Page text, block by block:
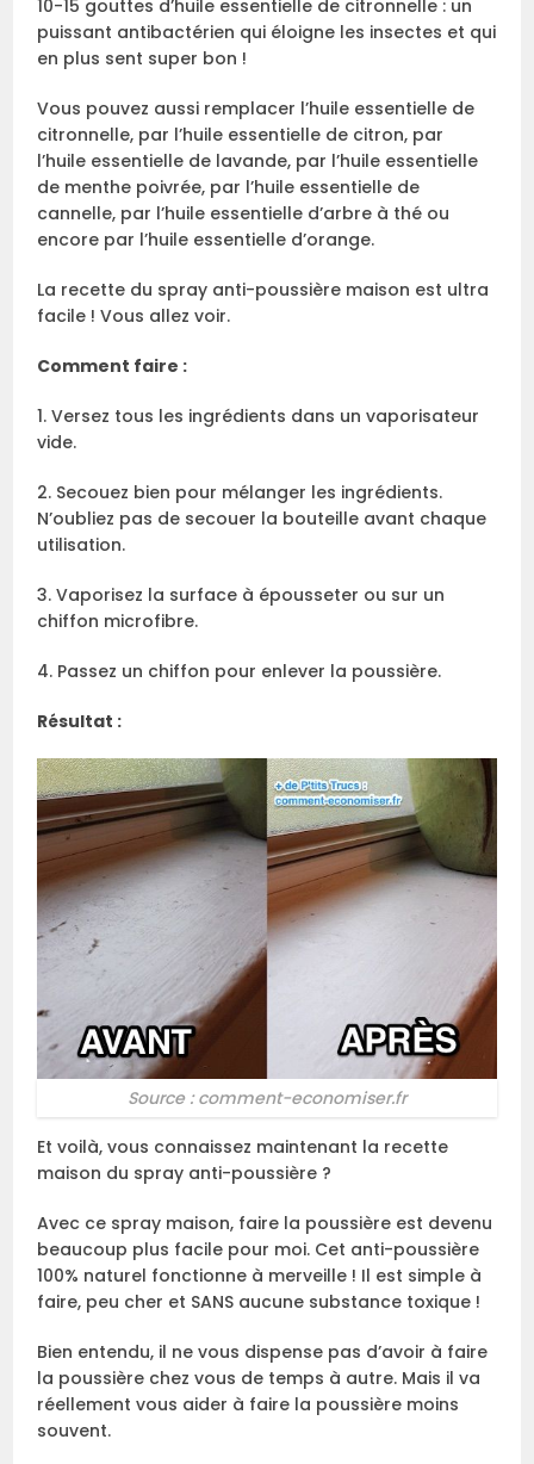
10-15 gouttes d’huile essentielle de citronnelle : un
puissant antibactérien qui éloigne les insectes et qui
en plus sent super bon !
Vous pouvez aussi remplacer l’huile essentielle de
citronnelle, par l’huile essentielle de citron, par
l’huile essentielle de lavande, par l’huile essentielle
de menthe poivrée, par l’huile essentielle de
cannelle, par l’huile essentielle d’arbre à thé ou
encore par l’huile essentielle d’orange.
La recette du spray anti-poussière maison est ultra
facile ! Vous allez voir.
Comment faire :
1. Versez tous les ingrédients dans un vaporisateur
vide.
2. Secouez bien pour mélanger les ingrédients.
N’oubliez pas de secouer la bouteille avant chaque
utilisation.
3. Vaporisez la surface à épousseter ou sur un
chiffon microfibre.
4. Passez un chiffon pour enlever la poussière.
Résultat :
Source : comment-economiser.fr
Et voilà, vous connaissez maintenant la recette
maison du spray anti-poussière ?
Avec ce spray maison, faire la poussière est devenu
beaucoup plus facile pour moi. Cet anti-poussière
100% naturel fonctionne à merveille ! Il est simple à
faire, peu cher et SANS aucune substance toxique !
Bien entendu, il ne vous dispense pas d’avoir à faire
la poussière chez vous de temps à autre. Mais il va
réellement vous aider à faire la poussière moins
souvent.